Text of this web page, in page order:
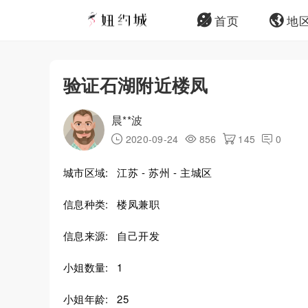
首页 地
验证石湖附近楼凤
晨**波
2020-09-24 856 145 0
城市区域: 江苏 - 苏州 - 主城区
信息种类: 楼凤兼职
信息来源: 自己开发
小姐数量: 1
小姐年龄: 25